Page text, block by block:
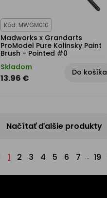
Kód: MWGM010
Madworks x Grandarts
ProModel Pure Kolinsky Paint
Brush - Pointed #0
Skladom
13.96 €
Do košíka
Načítať ďalšie produkty
1 2 3 4 5 6 7 ... 19